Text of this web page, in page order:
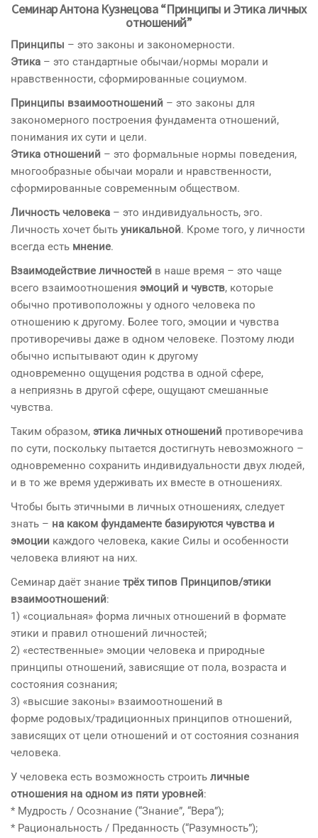
Семинар Антона Кузнецова “Принципы и Этика личных
отношений”
Принципы – это законы и закономерности.
Этика – это стандартные обычаи/нормы морали и
нравственности, сформированные социумом.
Принципы взаимоотношений – это законы для
закономерного построения фундамента отношений,
понимания их сути и цели.
Этика отношений – это формальные нормы поведения,
многообразные обычаи морали и нравственности,
сформированные современным обществом.
Личность человека – это индивидуальность, эго.
Личность хочет быть уникальной. Кроме того, у личности
всегда есть мнение.
Взаимодействие личностей в наше время – это чаще
всего взаимоотношения эмоций и чувств, которые
обычно противоположны у одного человека по
отношению к другому. Более того, эмоции и чувства
противоречивы даже в одном человеке. Поэтому люди
обычно испытывают один к другому
одновременно ощущения родства в одной сфере,
а неприязнь в другой сфере, ощущают смешанные
чувства.
Таким образом, этика личных отношений противоречива
по сути, поскольку пытается достигнуть невозможного –
одновременно сохранить индивидуальности двух людей,
и в то же время удерживать их вместе в отношениях.
Чтобы быть этичными в личных отношениях, следует
знать – на каком фундаменте базируются чувства и
эмоции каждого человека, какие Силы и особенности
человека влияют на них.
Семинар даёт знание трёх типов Принципов/этики
взаимоотношений:
1) «социальная» форма личных отношений в формате
этики и правил отношений личностей;
2) «естественные» эмоции человека и природные
принципы отношений, зависящие от пола, возраста и
состояния сознания;
3) «высшие законы» взаимоотношений в
форме родовых/традиционных принципов отношений,
зависящих от цели отношений и от состояния сознания
человека.
У человека есть возможность строить личные
отношения на одном из пяти уровней:
* Мудрость / Осознание (“Знание”, “Вера”);
* Рациональность / Преданность (“Разумность”);